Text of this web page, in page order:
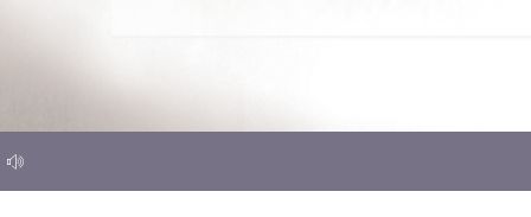
ꂗ